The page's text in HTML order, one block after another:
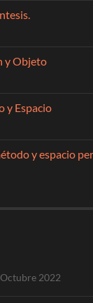
y Objeto
y Espacio
y espacio
Octubre 2022